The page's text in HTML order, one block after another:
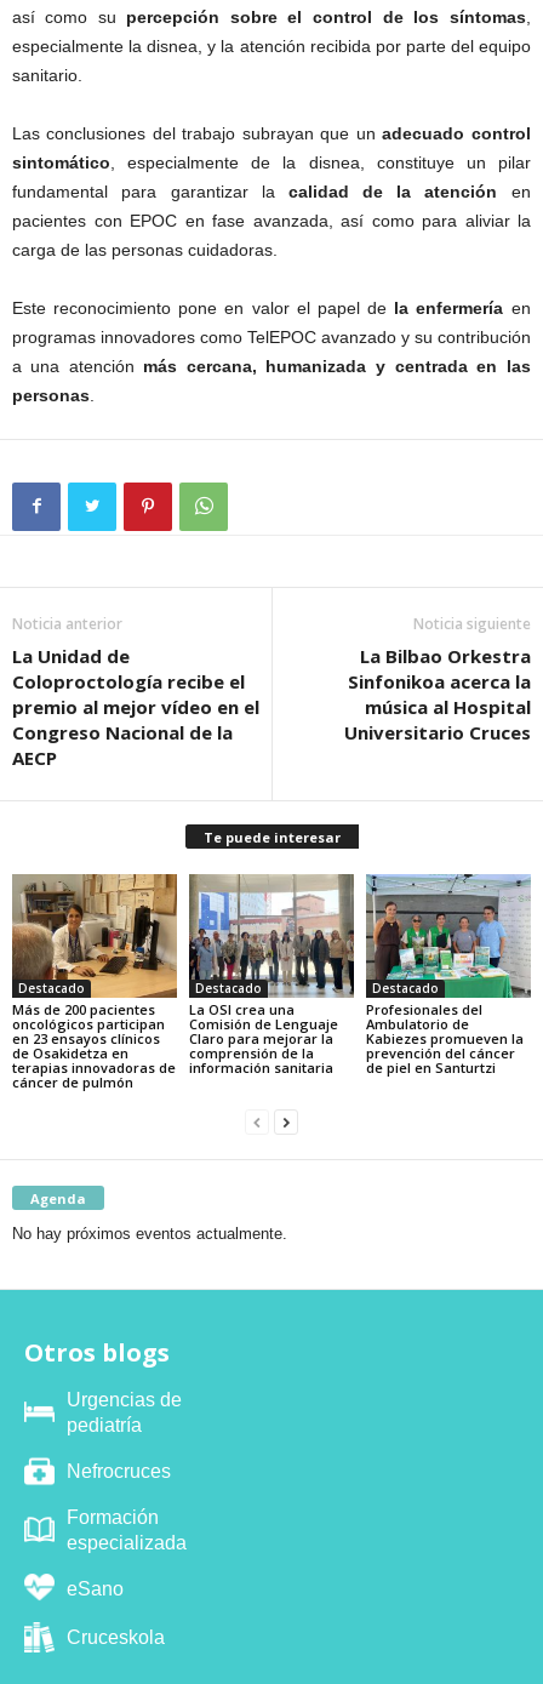
así como su percepción sobre el control de los síntomas
especialmente la disnea, y la atención recibida por parte del equipo
sanitario.
Las conclusiones del trabajo subrayan que un adecuado control
sintomático , especialmente de la disnea, constituye un pilar
fundamental para garantizar la calidad de la atención en
pacientes con EPOC en fase avanzada, así como para aliviar la
carga de las personas cuidadoras.
Este reconocimiento pone en valor el papel de la enfermería en
programas innovadores como TelEPOC avanzado y su contribución
a una atención más cercana, humanizada y centrada en las
personas
Noticia anterior
La Unidad de
Coloproctología recibe el
premio al mejor vídeo en el
Congreso Nacional de la
AECP
Noticia siguiente
La Bilbao Orkestra
Sinfonikoa acerca la
música al Hospital
Universitario Cruces
Te puede interesar
Destacado
Más de 200 pacientes
oncológicos participan
en 23 ensayos clínicos
de Osakidetza en
terapias innovadoras de
cáncer de pulmón
Destacado
La OSI crea una
Comisión de Lenguaje
Claro para mejorar la
comprensión de la
información sanitaria
Destacado
Profesionales del
Ambulatorio de
Kabiezes promueven la
prevención del cáncer
de piel en Santurtzi
Agenda
No hay próximos eventos actualmente.
Otros blogs
Urgencias de
pediatría
Nefrocruces
Formación
especializada
eSano
Cruceskola